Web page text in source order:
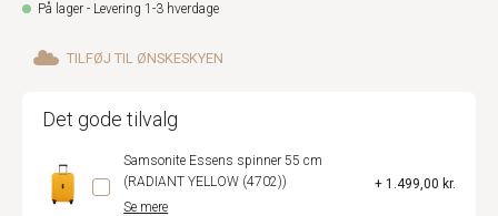
På lager - Levering 1-3 hverdage
TILFØJ TIL ØNSKESKYEN
Det gode tilvalg
Samsonite Essens spinner 55 cm
(RADIANT YELLOW (4702))
Se mere
+ 1.499,00 kr.